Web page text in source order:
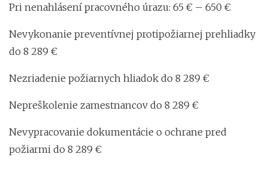
Pri nenahlásení pracovného úrazu: 65 € – 650 €
Nevykonanie preventívnej protipožiarnej prehliadky
do 8 289 €
Nezriadenie požiarnych hliadok do 8 289 €
Nepreškolenie zamestnancov do 8 289 €
Nevypracovanie dokumentácie o ochrane pred
požiarmi do 8 289 €